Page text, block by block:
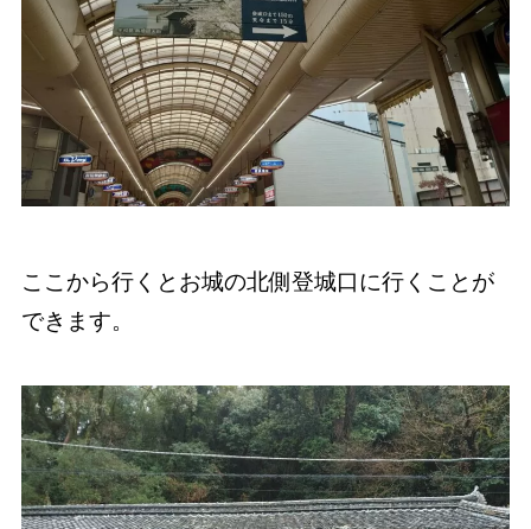
ここから行くとお城の北側登城口に行くことが
できます。